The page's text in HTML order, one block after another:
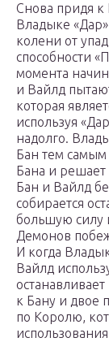
Снова придя к
Владыке
колени от
способности
момента
и Вайлд
которая
используя
надолго.
Бан тем самым
Бана и решает
Бан и Вайлд
собирается
большую силу
Демонов
И когда
Вайлд
к Бану и двое
по Королю,